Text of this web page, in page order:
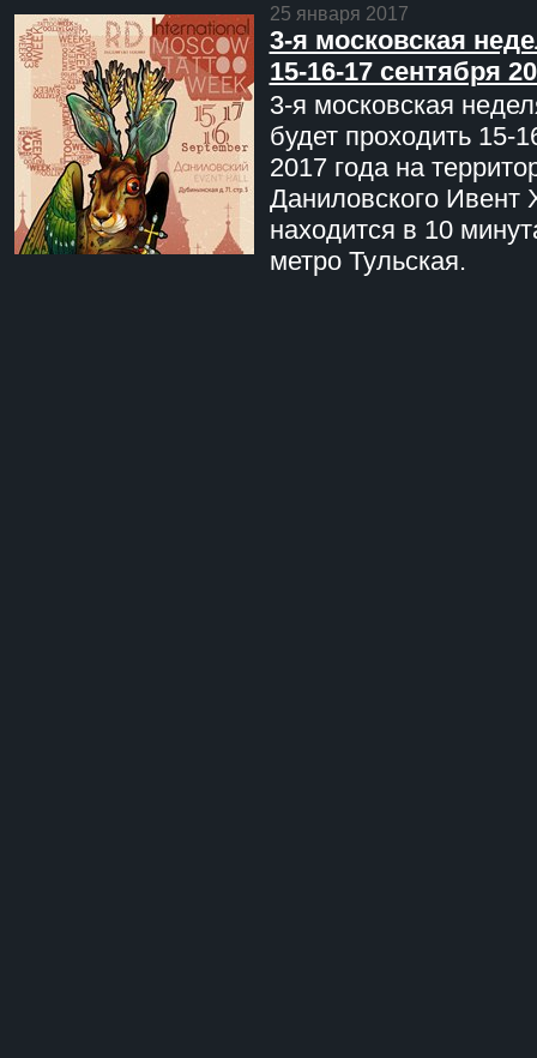
25 января 2017
3-я московская
15-16-17 сентября
3-я московская
будет проходить 15-
2017 года на
Даниловского Ивент
находится в 10
метро Тульская.